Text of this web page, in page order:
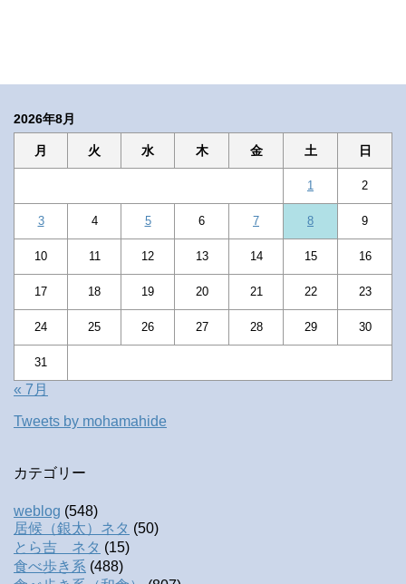
2026年8月
月 火 水 木 金 土 日
1 2
3 4 5 6 7 8 9
10 11 12 13 14 15 16
17 18 19 20 21 22 23
24 25 26 27 28 29 30
31
« 7月
Tweets by mohamahide
カテゴリー
weblog (548)
居候（銀太）ネタ (50)
とら吉 ネタ (15)
食べ歩き系 (488)